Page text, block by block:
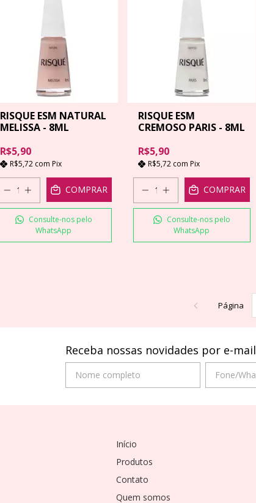
RISQUE ESM NATURAL
MELISSA - 8ML
R$5,90
R$5,72 com Pix
COMPRAR
Consulte-nos pelo
WhatsApp
RISQUE ESM
CREMOSO PARIS - 8ML
R$5,90
R$5,72 com Pix
COMPRAR
Consulte-nos pelo
WhatsApp
Página
Receba nossas novidades por e-mail
Início
Produtos
Contato
Quem somos